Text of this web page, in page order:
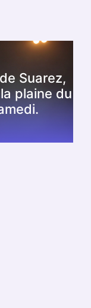
Suarez,
plaine du